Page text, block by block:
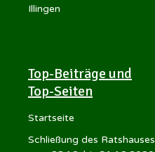
Illingen
Top-Beiträge und
Top-Seiten
Startseite
Schließung des Ratshauses